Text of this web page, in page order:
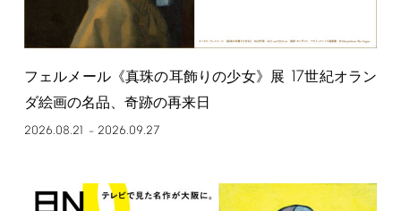
フェルメール《真珠の耳飾りの少女》展 17世紀オラン
ダ絵画の名品、奇跡の再来日
2026.08.21 – 2026.09.27